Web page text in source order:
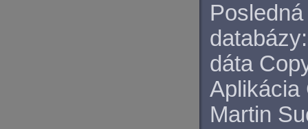
databázy:
dáta
Aplikácia
Martin